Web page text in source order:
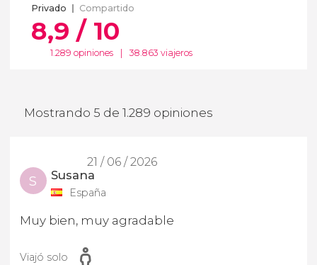
Privado Compartido
8,9 / 10
1.289 opiniones 38.863 viajeros
Mostrando 5 de 1.289 opiniones
21 / 06 / 2026
S Susana
España
Muy bien, muy agradable
Viajó solo